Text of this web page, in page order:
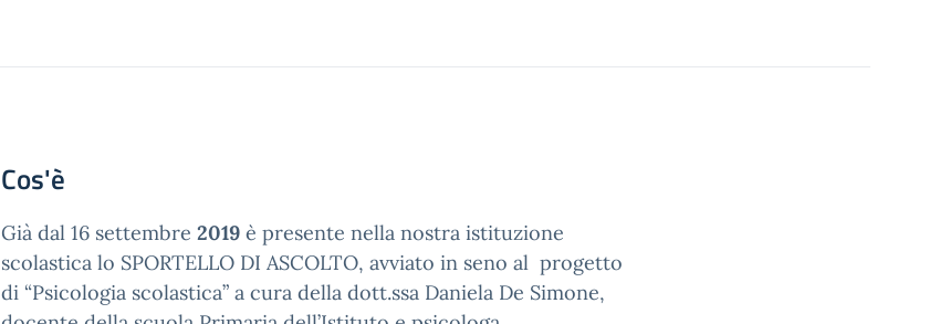
Cos'è
Già dal 16 settembre 2019 è presente nella nostra istituzione
scolastica lo SPORTELLO DI ASCOLTO, avviato in seno al progetto
di “Psicologia scolastica” a cura della dott.ssa Daniela De Simone,